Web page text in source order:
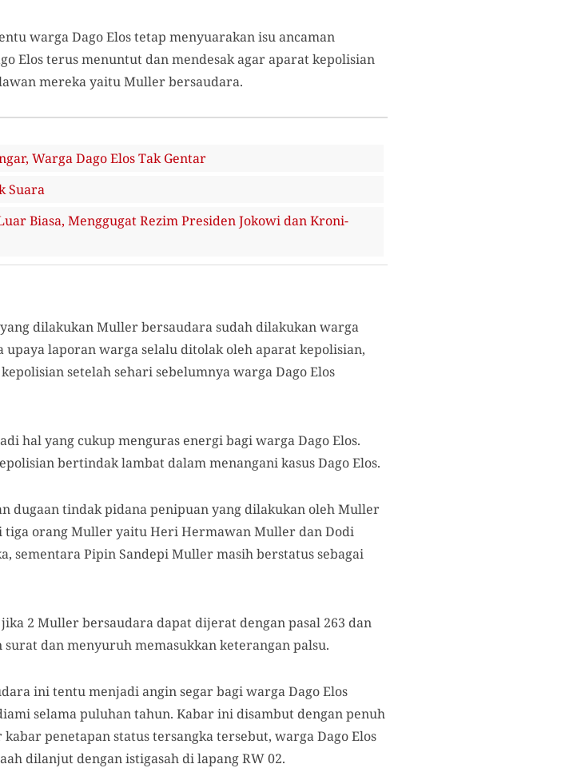
warga Dago Elos tetap menyuarakan isu ancaman
Elos terus menuntut dan mendesak agar aparat kepolisian
mereka yaitu Muller bersaudara.
Warga Dago Elos Tak Gentar
Suara
Biasa, Menggugat Rezim Presiden Jokowi dan Kroni-
dilakukan Muller bersaudara sudah dilakukan warga
upaya laporan warga selalu ditolak oleh aparat kepolisian,
setelah sehari sebelumnya warga Dago Elos
hal yang cukup menguras energi bagi warga Dago Elos.
bertindak lambat dalam menangani kasus Dago Elos.
dugaan tindak pidana penipuan yang dilakukan oleh Muller
tiga orang Muller yaitu Heri Hermawan Muller dan Dodi
sementara Pipin Sandepi Muller masih berstatus sebagai
2 Muller bersaudara dapat dijerat dengan pasal 263 dan
dan menyuruh memasukkan keterangan palsu.
ini tentu menjadi angin segar bagi warga Dago Elos
selama puluhan tahun. Kabar ini disambut dengan penuh
penetapan status tersangka tersebut, warga Dago Elos
dilanjut dengan istigasah di lapang RW 02.